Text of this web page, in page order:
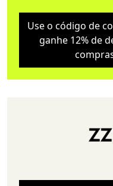
Use o código de
ganhe 12% de